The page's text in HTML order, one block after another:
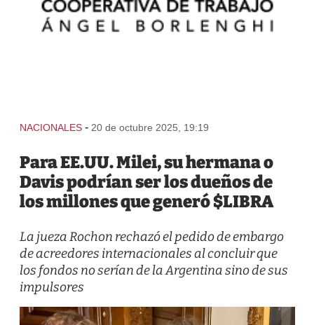
NACIONALES - 20 de octubre 2025, 19:19
Para EE.UU. Milei, su hermana o
Davis podrían ser los dueños de
los millones que generó $LIBRA
La jueza Rochon rechazó el pedido de embargo
de acreedores internacionales al concluir que
los fondos no serían de la Argentina sino de sus
impulsores